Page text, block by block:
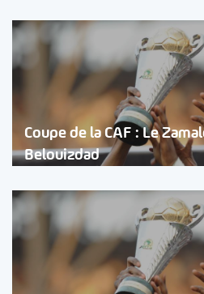
Coupe de la CAF : Le
Belouizdad